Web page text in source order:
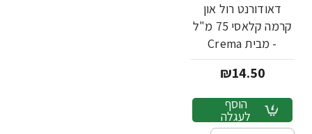
דאודורנט רול און
קרמה קלאסי 75 מ"ל
- מבית Crema
₪14.50
הוסף
לעגלה